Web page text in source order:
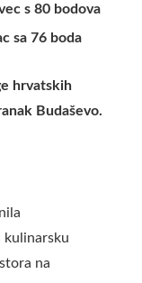
s 80 bodova
sa 76 boda
hrvatskih
Budaševo.
na